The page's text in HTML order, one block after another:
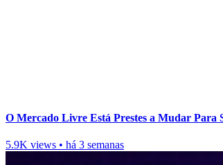
O Mercado Livre Está Prestes a Mudar Para
5.9K views • há 3 semanas